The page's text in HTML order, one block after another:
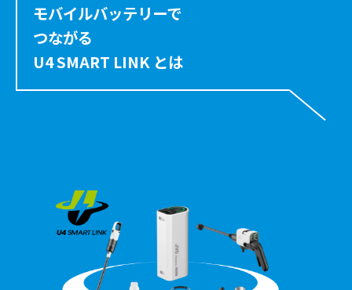
モバイルバッテリーで
つながる
U4 SMART LINK とは